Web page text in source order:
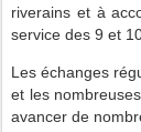
riverains et à
service des 9 et
Les échanges
et les
avancer de